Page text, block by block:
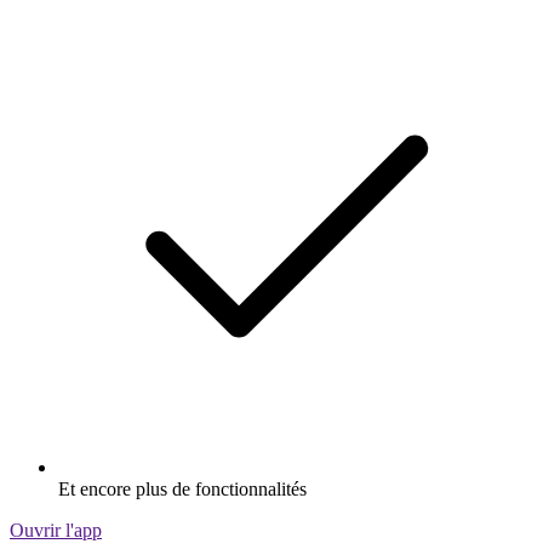
Et encore plus de fonctionnalités
Ouvrir l'app